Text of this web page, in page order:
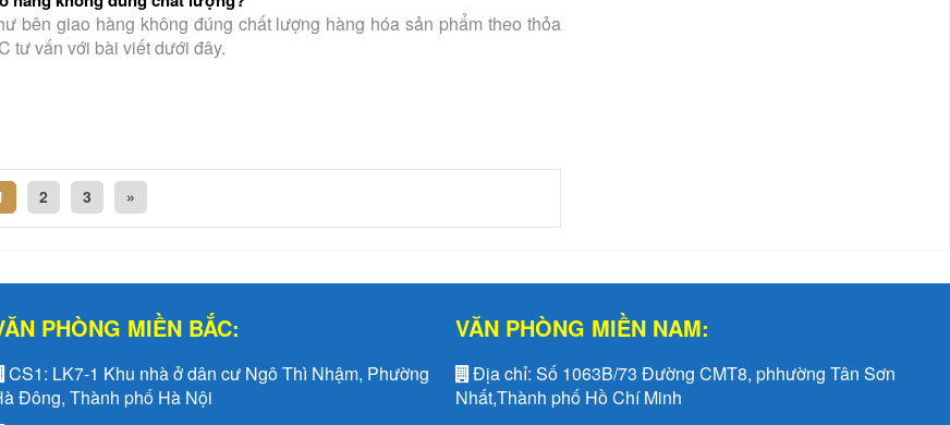
bên giao hàng không đúng chất lượng hàng hóa sản phẩm theo thỏa
tư vấn với bài viết dưới đây.
2 3 »
PHÒNG MIỀN BẮC:
CS1: LK7-1 Khu nhà ở dân cư Ngô Thì Nhậm, Phường
Đông, Thành phố Hà Nội
VĂN PHÒNG MIỀN NAM:
Địa chỉ: Số 1063B/73 Đường CMT8, phhường Tân Sơn
Nhất,Thành phố Hồ Chí Minh